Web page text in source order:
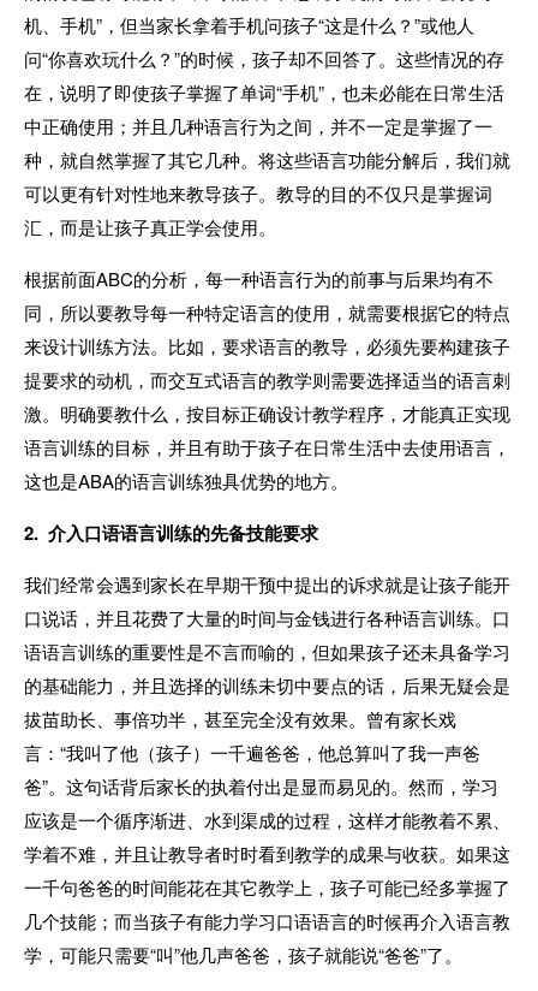
机、手机”，但当家长拿着手机问孩子“这是什么？”或他人
问“你喜欢玩什么？”的时候，孩子却不回答了。这些情况的存
在，说明了即使孩子掌握了单词“手机”，也未必能在日常生活
中正确使用；并且几种语言行为之间，并不一定是掌握了一
种，就自然掌握了其它几种。将这些语言功能分解后，我们就
可以更有针对性地来教导孩子。教导的目的不仅只是掌握词
汇，而是让孩子真正学会使用。
根据前面ABC的分析，每一种语言行为的前事与后果均有不
同，所以要教导每一种特定语言的使用，就需要根据它的特点
来设计训练方法。比如，要求语言的教导，必须先要构建孩子
提要求的动机，而交互式语言的教学则需要选择适当的语言刺
激。明确要教什么，按目标正确设计教学程序，才能真正实现
语言训练的目标，并且有助于孩子在日常生活中去使用语言，
这也是ABA的语言训练独具优势的地方。
2. 介入口语语言训练的先备技能要求
我们经常会遇到家长在早期干预中提出的诉求就是让孩子能开
口说话，并且花费了大量的时间与金钱进行各种语言训练。口
语语言训练的重要性是不言而喻的，但如果孩子还未具备学习
的基础能力，并且选择的训练未切中要点的话，后果无疑会是
拔苗助长、事倍功半，甚至完全没有效果。曾有家长戏
言：“我叫了他（孩子）一千遍爸爸，他总算叫了我一声爸
爸”。这句话背后家长的执着付出是显而易见的。然而，学习
应该是一个循序渐进、水到渠成的过程，这样才能教着不累、
学着不难，并且让教导者时时看到教学的成果与收获。如果这
一千句爸爸的时间能花在其它教学上，孩子可能已经多掌握了
几个技能；而当孩子有能力学习口语语言的时候再介入语言教
学，可能只需要“叫”他几声爸爸，孩子就能说“爸爸”了。